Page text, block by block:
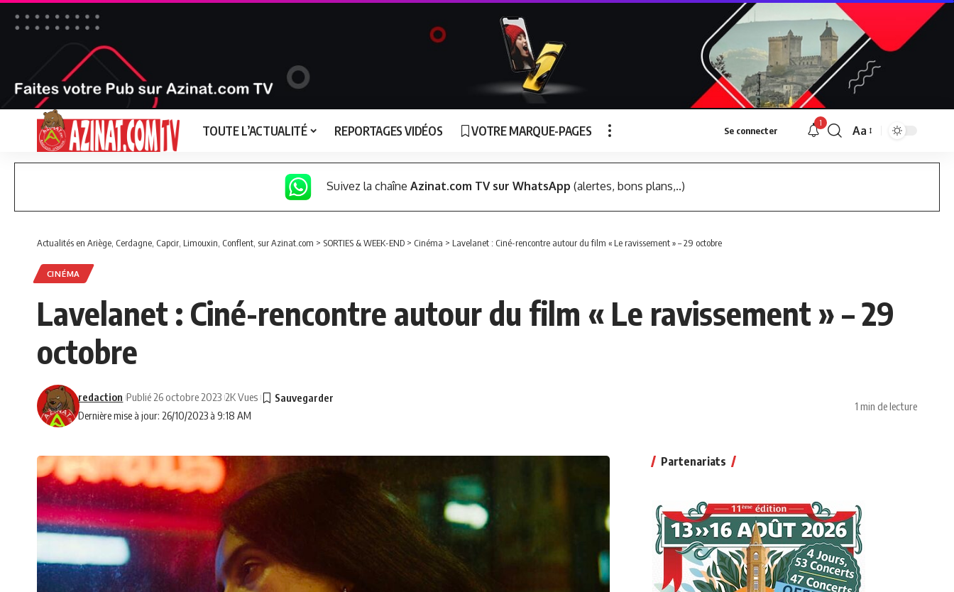
TOUTE L’ACTUALITÉ REPORTAGES VIDÉOS VOTRE MARQUE-PAGES Se connecter
1
Font
Aa
Suivez la chaîne Azinat.com TV sur WhatsApp (alertes, bons plans,..)
Actualités en Ariège, Cerdagne, Capcir, Limouxin, Conflent, sur Azinat.com > SORTIES & WEEK-END > Cinéma > Lavelanet : Ciné-rencontre autour du film « Le ravissement » – 29 octobre
CINÉMA
Lavelanet : Ciné-rencontre autour du film « Le ravissement » – 29
octobre
Dernière mise à jour: 26/10/2023 à 9:18 AM
redaction Publié 26 octobre 2023 2K Vues
1 min de lecture
Partenariats